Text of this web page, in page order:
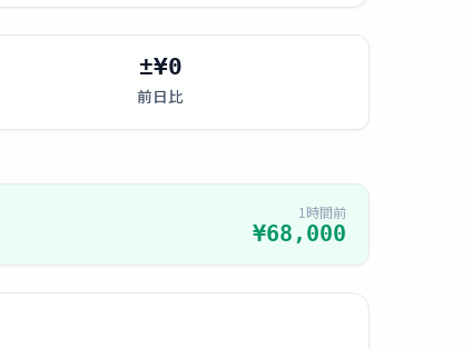
±¥0
前日比
1時間前
¥68,000